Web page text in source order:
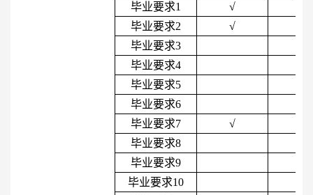
毕业要求1
√
毕业要求2
√
毕业要求3
毕业要求4
毕业要求5
毕业要求6
毕业要求7
√
毕业要求8
毕业要求9
毕业要求10